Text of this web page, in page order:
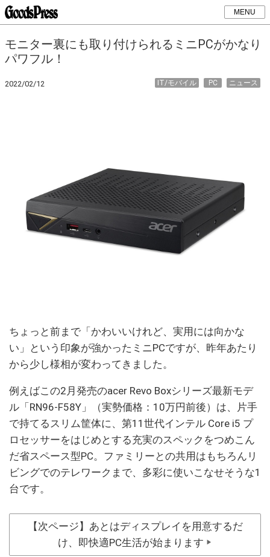
MENU
モニター裏にも取り付けられるミニPCがかなり
パワフル！
2022/02/12 ニュース
PC
IT/モバイル
ちょっと前まで「かわいいけれど、実用には向かな
い」という印象が強かったミニPCですが、昨年あたり
から少し様相が変わってきました。
例えばこの2月発売のacer Revo Boxシリーズ最新モデ
ル「RN96-F58Y」（実勢価格：10万円前後）は、片手
で持てるスリム筐体に、第11世代インテル Core i5 プ
ロセッサーをはじめとする充実のスペックをつめこん
だ省スペース型PC。ファミリーとの共用はもちろんリ
ビングでのテレワークまで、多彩に使いこなせそうな1
台です。
【次ページ】あとはディスプレイを用意するだ
け、即快適PC生活が始まります ▶